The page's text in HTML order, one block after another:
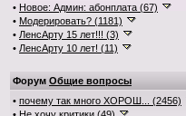
• Новое: Админ: абонплата (67)
• Модерировать? (1181)
• ЛенсАрту 15 лет!!! (3)
• ЛенсАрту 10 лет! (11)
Форум Общие вопросы
• почему так много ХОРОШ... (2456)